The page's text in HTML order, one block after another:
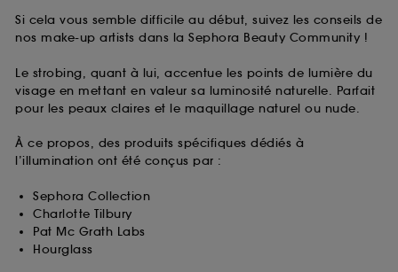
Si cela vous semble difficile au début, suivez les conseils de
nos make-up artists dans la Sephora Beauty Community !
Le strobing, quant à lui, accentue les points de lumière du
visage en mettant en valeur sa luminosité naturelle. Parfait
pour les peaux claires et le maquillage naturel ou nude.
À ce propos, des produits spécifiques dédiés à
l’illumination ont été conçus par :
Sephora Collection
Charlotte Tilbury
Pat Mc Grath Labs
Hourglass